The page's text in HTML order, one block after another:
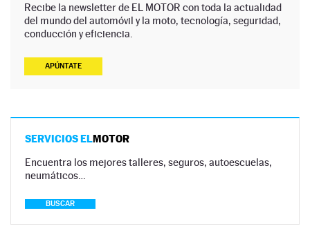
Recibe la newsletter de EL MOTOR con toda la actualidad
del mundo del automóvil y la moto, tecnología, seguridad,
conducción y eficiencia.
APÚNTATE
SERVICIOS ELMOTOR
Encuentra los mejores talleres, seguros, autoescuelas,
neumáticos…
BUSCAR